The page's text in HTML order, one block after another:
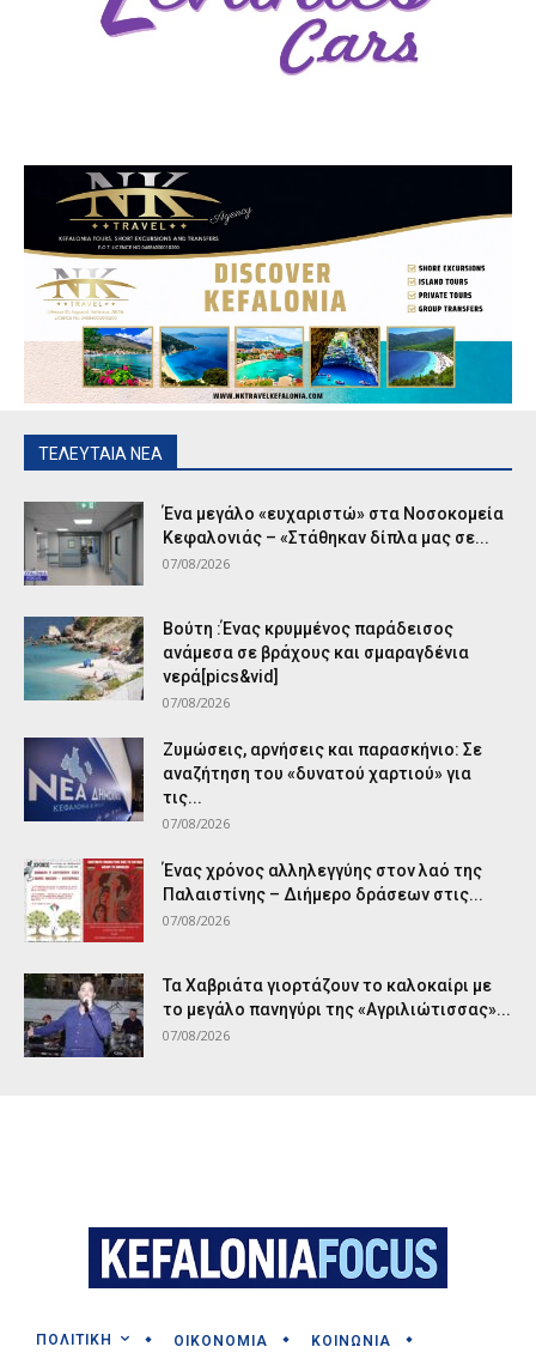
ΤΕΛΕΥΤΑΙΑ ΝΕΑ
Ένα μεγάλο «ευχαριστώ» στα Νοσοκομεία
Κεφαλονιάς – «Στάθηκαν δίπλα μας σε...
07/08/2026
Βούτη :Ένας κρυμμένος παράδεισος
ανάμεσα σε βράχους και σμαραγδένια
νερά[pics&vid]
07/08/2026
Ζυμώσεις, αρνήσεις και παρασκήνιο: Σε
αναζήτηση του «δυνατού χαρτιού» για
τις...
07/08/2026
Ένας χρόνος αλληλεγγύης στον λαό της
Παλαιστίνης – Διήμερο δράσεων στις...
07/08/2026
Τα Χαβριάτα γιορτάζουν το καλοκαίρι με
το μεγάλο πανηγύρι της «Αγριλιώτισσας»...
07/08/2026
ΠΟΛΙΤΙΚΗ ΟΙΚΟΝΟΜΙΑ ΚΟΙΝΩΝΙΑ